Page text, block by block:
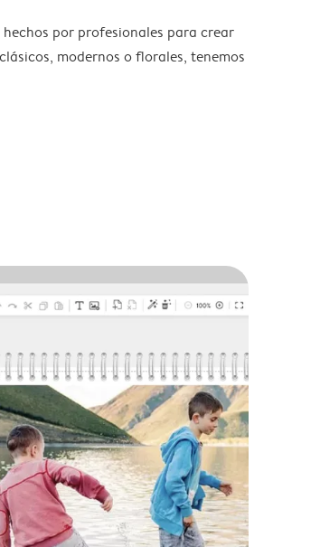
por profesionales para crear
modernos o florales, tenemos